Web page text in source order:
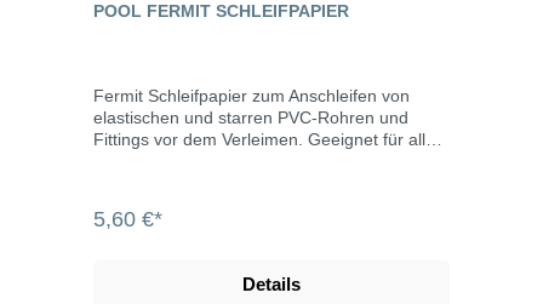
POOL FERMIT SCHLEIFPAPIER
Fermit Schleifpapier zum Anschleifen von
elastischen und starren PVC-Rohren und
Fittings vor dem Verleimen. Geeignet für alle
Gewebe für Arbeiten an geringen
können. Schleifpapier mit einer 120er
5,60 €*
Details